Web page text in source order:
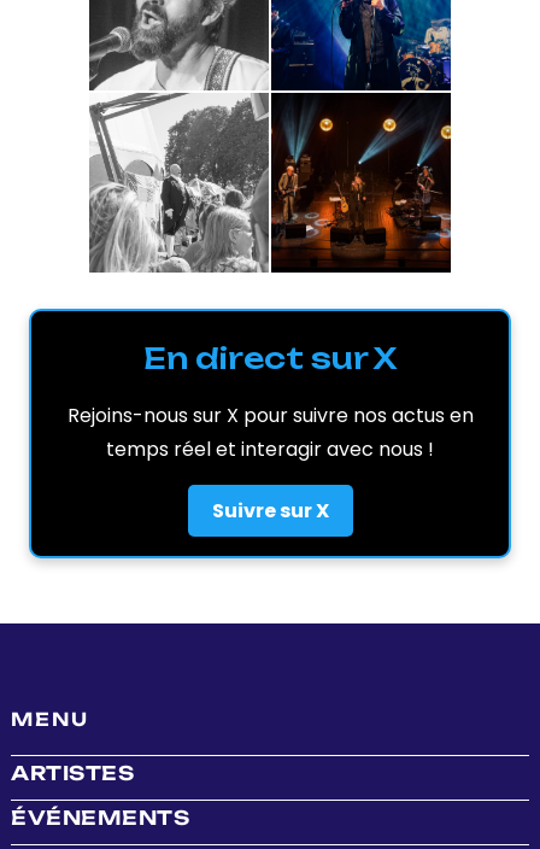
En direct sur X
Rejoins-nous sur X pour suivre nos actus en
temps réel et interagir avec nous !
Suivre sur X
MENU
ARTISTES
ÉVÉNEMENTS